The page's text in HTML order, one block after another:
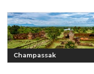
Champassak